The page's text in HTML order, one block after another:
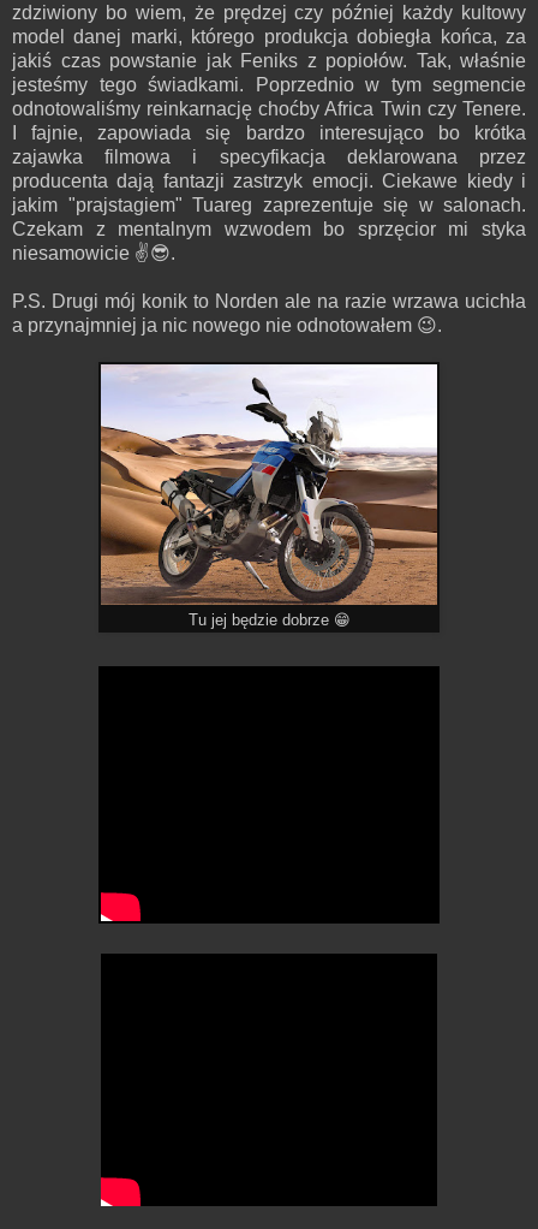
zdziwiony bo wiem, że prędzej czy później każdy kultowy
model danej marki, którego produkcja dobiegła końca, za
jakiś czas powstanie jak Feniks z popiołów. Tak, właśnie
jesteśmy tego świadkami. Poprzednio w tym segmencie
odnotowaliśmy reinkarnację choćby Africa Twin czy Tenere.
I fajnie, zapowiada się bardzo interesująco bo krótka
zajawka filmowa i specyfikacja deklarowana przez
producenta dają fantazji zastrzyk emocji. Ciekawe kiedy i
jakim "prajstagiem" Tuareg zaprezentuje się w salonach.
Czekam z mentalnym wzwodem bo sprzęcior mi styka
niesamowicie ✌😎.
P.S. Drugi mój konik to Norden ale na razie wrzawa ucichła
a przynajmniej ja nic nowego nie odnotowałem 😉.
Tu jej będzie dobrze 😁